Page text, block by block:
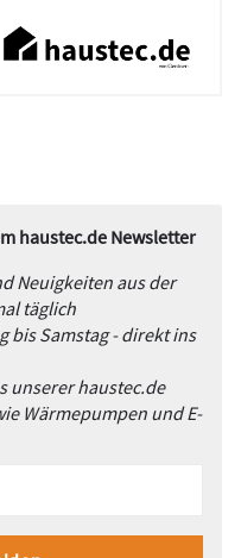
haustec.de Newsletter
Neuigkeiten aus der
täglich
bis Samstag - direkt ins
unserer haustec.de
Wärmepumpen und E-